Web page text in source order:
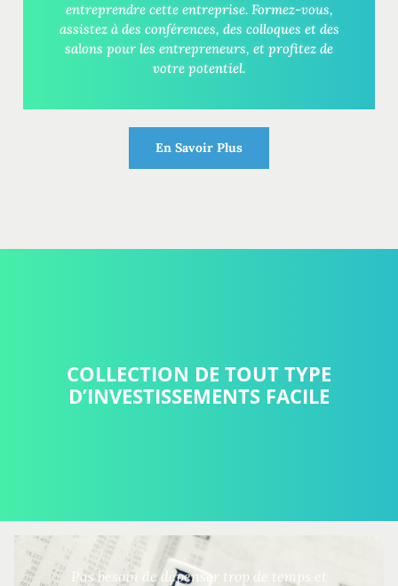
entreprendre cette entreprise. Formez-vous,
assistez à des conférences, des colloques et des
salons pour les entrepreneurs, et profitez de
votre potentiel.
En Savoir Plus
COLLECTION DE TOUT TYPE
D’INVESTISSEMENTS FACILE
Pas besoin de dépenser trop de temps et